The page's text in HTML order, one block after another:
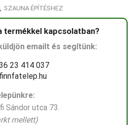
SZAUNA ÉPÍTÉSHEZ
termékkel kapcsolatban?
emailt és segítünk:
23 414 037
Sándor utca 73.
mellett)